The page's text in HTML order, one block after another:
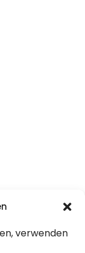
verwenden